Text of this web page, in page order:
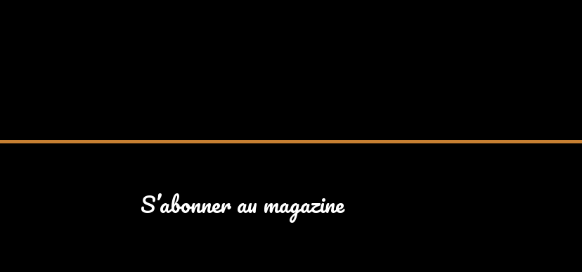
S’abonner au magazine